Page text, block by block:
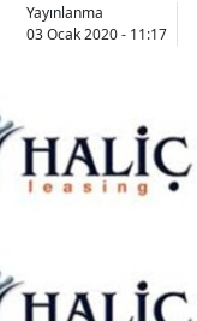
Yayınlanma
03 Ocak 2020 - 11:17